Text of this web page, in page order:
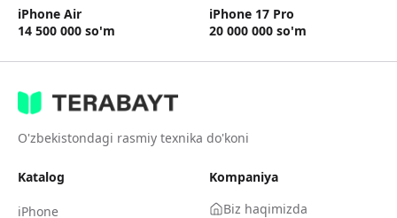
iPhone Air
14 500 000 so'm
iPhone 17 Pro
20 000 000 so'm
O'zbekistondagi rasmiy texnika do'koni
Katalog
iPhone
Kompaniya
Biz haqimizda